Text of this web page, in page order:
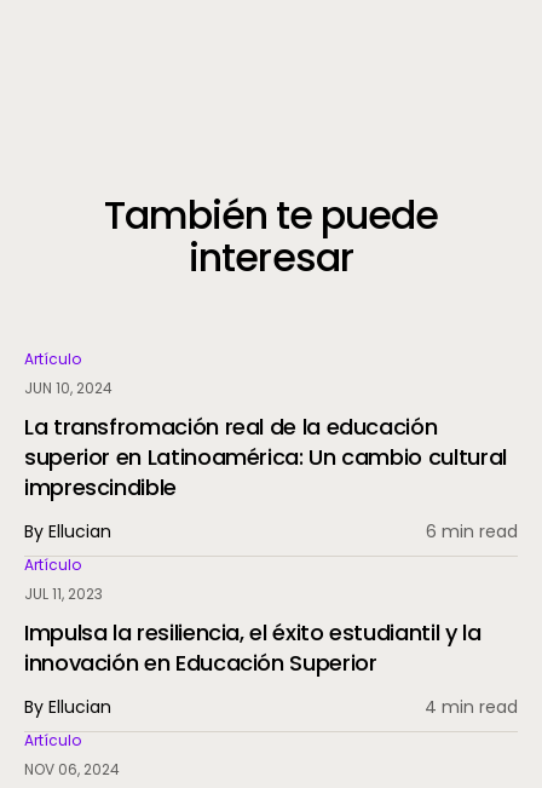
También te puede
interesar
Artículo
JUN 10, 2024
La transfromación real de la educación
superior en Latinoamérica: Un cambio cultural
imprescindible
By Ellucian 6 min read
Artículo
JUL 11, 2023
Impulsa la resiliencia, el éxito estudiantil y la
innovación en Educación Superior
By Ellucian 4 min read
Artículo
NOV 06, 2024